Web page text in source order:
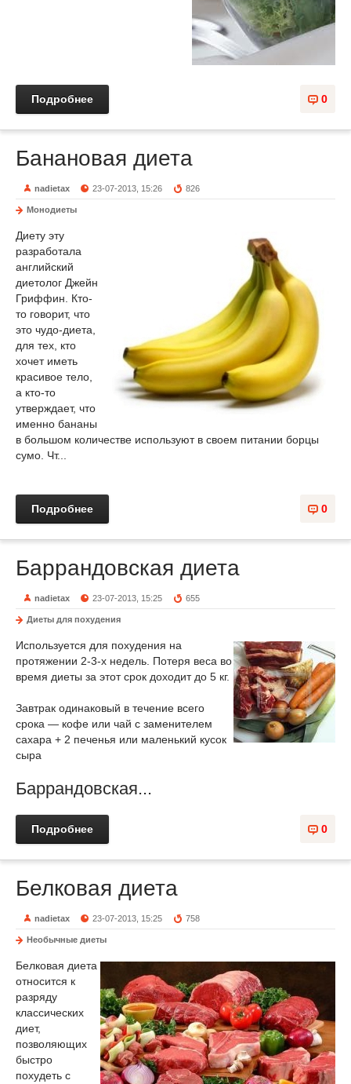
0
Подробнее
Банановая диета
nadietax 23-07-2013, 15:26 826
Монодиеты
Диету эту
разработала
английский
диетолог Джейн
Гриффин. Кто-
то говорит, что
это чудо-диета,
для тех, кто
хочет иметь
красивое тело,
а кто-то
утверждает, что
именно бананы
в большом количестве используют в своем питании борцы
сумо. Чт...
0
Подробнее
Баррандовская диета
nadietax 23-07-2013, 15:25 655
Диеты для похудения
Используется для похудения на
протяжении 2-3-х недель. Потеря веса во
время диеты за этот срок доходит до 5 кг.
Завтрак одинаковый в течение всего
срока — кофе или чай с заменителем
сахара + 2 печенья или маленький кусок
сыра
Баррандовская...
0
Подробнее
Белковая диета
nadietax 23-07-2013, 15:25 758
Необычные диеты
Белковая диета
относится к
разряду
классических
диет,
позволяющих
быстро
похудеть с